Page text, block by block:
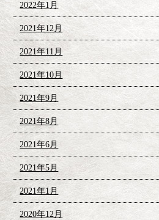
2022年1月
2021年12月
2021年11月
2021年10月
2021年9月
2021年8月
2021年6月
2021年5月
2021年1月
2020年12月